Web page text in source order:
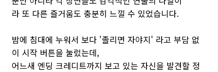
라 또 다른 즐거움도 충분히 느낄 수 있었습니다.
밤에 침대에 누워서 보다 '졸리면 자야지' 라고 부담 없
이 시작 버튼을 눌렀는데,
어느새 엔딩 크레디트까지 보고 있는 자신을 발견할 정